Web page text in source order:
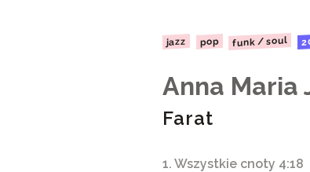
jazz pop funk / soul
Anna Maria
Farat
1. Wszystkie cnoty 4:18